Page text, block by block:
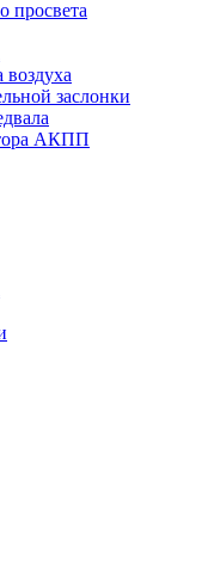
просвета
воздуха
заслонки
АКПП